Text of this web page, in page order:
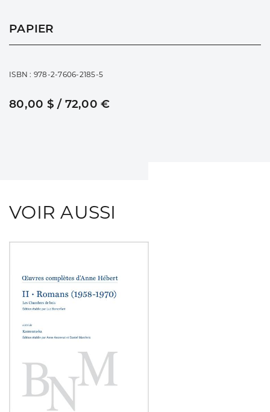
PAPIER
ISBN : 978-2-7606-2185-5
80,00 $ / 72,00 €
VOIR AUSSI